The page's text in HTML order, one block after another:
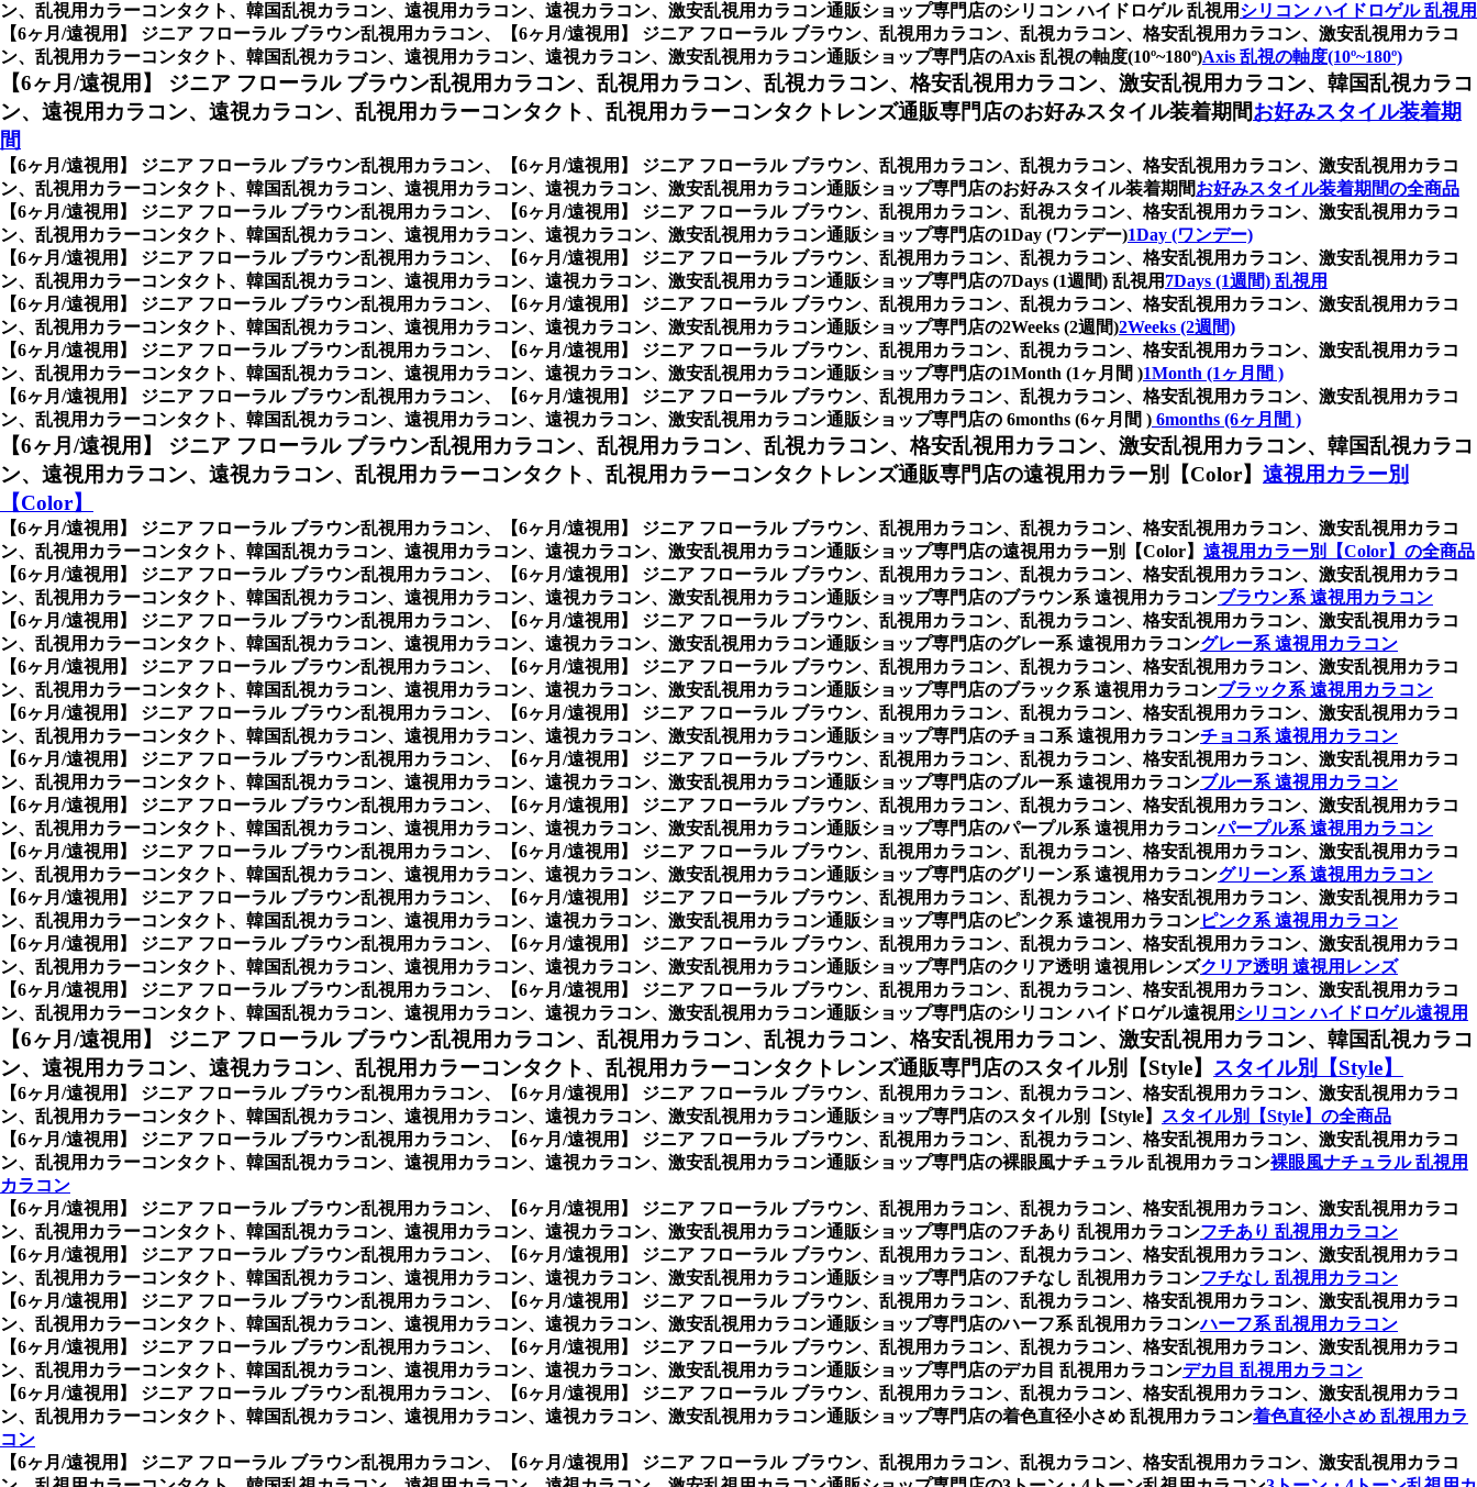
ン、乱視用カラーコンタクト、韓国乱視カラコン、遠視用カラコン、遠視カラコン、激安乱視用カラコン通販ショップ専門店のシリコン ハイドロゲル 乱視用 シリコン ハイドロゲル 乱視用
【6ヶ月/遠視用】 ジニア フローラル ブラウン乱視用カラコン、
【6ヶ月/遠視用】 ジニア フローラル ブラウン、乱視用カラコン、乱視カラコン、格安乱視用カラコン、激安乱視用カラコ
ン、乱視用カラーコンタクト、韓国乱視カラコン、遠視用カラコン、遠視カラコン、激安乱視用カラコン通販ショップ専門店のAxis 乱視の軸度(10º~180º)Axis 乱視の軸度(10º~180º)
【6ヶ月/遠視用】 ジニア フローラル ブラウン乱視用カラコン、 乱視用カラコン、乱視カラコン、格安乱視用カラコン、激安乱視用カラコン、韓国乱視カラコ
ン、遠視用カラコン、遠視カラコン、乱視用カラーコンタクト、乱視用カラーコンタクトレンズ通販専門店のお好みスタイル装着期間お好みスタイル装着期
間
【6ヶ月/遠視用】 ジニア フローラル ブラウン乱視用カラコン、
【6ヶ月/遠視用】 ジニア フローラル ブラウン、乱視用カラコン、乱視カラコン、格安乱視用カラコン、激安乱視用カラコ
ン、乱視用カラーコンタクト、韓国乱視カラコン、遠視用カラコン、遠視カラコン、激安乱視用カラコン通販ショップ専門店のお好みスタイル装着期間お好みスタイル装着期間の全商品
【6ヶ月/遠視用】 ジニア フローラル ブラウン乱視用カラコン、
【6ヶ月/遠視用】 ジニア フローラル ブラウン、乱視用カラコン、乱視カラコン、格安乱視用カラコン、激安乱視用カラコ
ン、乱視用カラーコンタクト、韓国乱視カラコン、遠視用カラコン、遠視カラコン、激安乱視用カラコン通販ショップ専門店の1Day (ワンデー)1Day (ワンデー)
【6ヶ月/遠視用】 ジニア フローラル ブラウン乱視用カラコン、
【6ヶ月/遠視用】 ジニア フローラル ブラウン、乱視用カラコン、乱視カラコン、格安乱視用カラコン、激安乱視用カラコ
ン、乱視用カラーコンタクト、韓国乱視カラコン、遠視用カラコン、遠視カラコン、激安乱視用カラコン通販ショップ専門店の7Days (1週間) 乱視用 7Days (1週間) 乱視用
【6ヶ月/遠視用】 ジニア フローラル ブラウン乱視用カラコン、
【6ヶ月/遠視用】 ジニア フローラル ブラウン、乱視用カラコン、乱視カラコン、格安乱視用カラコン、激安乱視用カラコ
ン、乱視用カラーコンタクト、韓国乱視カラコン、遠視用カラコン、遠視カラコン、激安乱視用カラコン通販ショップ専門店の2Weeks (2週間)2Weeks (2週間)
【6ヶ月/遠視用】 ジニア フローラル ブラウン乱視用カラコン、
【6ヶ月/遠視用】 ジニア フローラル ブラウン、乱視用カラコン、乱視カラコン、格安乱視用カラコン、激安乱視用カラコ
ン、乱視用カラーコンタクト、韓国乱視カラコン、遠視用カラコン、遠視カラコン、激安乱視用カラコン通販ショップ専門店の1Month (1ヶ月間 )1Month (1ヶ月間 )
【6ヶ月/遠視用】 ジニア フローラル ブラウン乱視用カラコン、
【6ヶ月/遠視用】 ジニア フローラル ブラウン、乱視用カラコン、乱視カラコン、格安乱視用カラコン、激安乱視用カラコ
ン、乱視用カラーコンタクト、韓国乱視カラコン、遠視用カラコン、遠視カラコン、激安乱視用カラコン通販ショップ専門店の 6months (6ヶ月間 ) 6months (6ヶ月間 )
【6ヶ月/遠視用】 ジニア フローラル ブラウン乱視用カラコン、 乱視用カラコン、乱視カラコン、格安乱視用カラコン、激安乱視用カラコン、韓国乱視カラコ
ン、遠視用カラコン、遠視カラコン、乱視用カラーコンタクト、乱視用カラーコンタクトレンズ通販専門店の遠視用カラー別【Color】 遠視用カラー別
【Color】
【6ヶ月/遠視用】 ジニア フローラル ブラウン乱視用カラコン、
【6ヶ月/遠視用】 ジニア フローラル ブラウン、乱視用カラコン、乱視カラコン、格安乱視用カラコン、激安乱視用カラコ
ン、乱視用カラーコンタクト、韓国乱視カラコン、遠視用カラコン、遠視カラコン、激安乱視用カラコン通販ショップ専門店の遠視用カラー別【Color】 遠視用カラー別【Color】の全商品
【6ヶ月/遠視用】 ジニア フローラル ブラウン乱視用カラコン、
【6ヶ月/遠視用】 ジニア フローラル ブラウン、乱視用カラコン、乱視カラコン、格安乱視用カラコン、激安乱視用カラコ
ン、乱視用カラーコンタクト、韓国乱視カラコン、遠視用カラコン、遠視カラコン、激安乱視用カラコン通販ショップ専門店のブラウン系 遠視用カラコンブラウン系 遠視用カラコン
【6ヶ月/遠視用】 ジニア フローラル ブラウン乱視用カラコン、
【6ヶ月/遠視用】 ジニア フローラル ブラウン、乱視用カラコン、乱視カラコン、格安乱視用カラコン、激安乱視用カラコ
ン、乱視用カラーコンタクト、韓国乱視カラコン、遠視用カラコン、遠視カラコン、激安乱視用カラコン通販ショップ専門店のグレー系 遠視用カラコングレー系 遠視用カラコン
【6ヶ月/遠視用】 ジニア フローラル ブラウン乱視用カラコン、
【6ヶ月/遠視用】 ジニア フローラル ブラウン、乱視用カラコン、乱視カラコン、格安乱視用カラコン、激安乱視用カラコ
ン、乱視用カラーコンタクト、韓国乱視カラコン、遠視用カラコン、遠視カラコン、激安乱視用カラコン通販ショップ専門店のブラック系 遠視用カラコンブラック系 遠視用カラコン
【6ヶ月/遠視用】 ジニア フローラル ブラウン乱視用カラコン、
【6ヶ月/遠視用】 ジニア フローラル ブラウン、乱視用カラコン、乱視カラコン、格安乱視用カラコン、激安乱視用カラコ
ン、乱視用カラーコンタクト、韓国乱視カラコン、遠視用カラコン、遠視カラコン、激安乱視用カラコン通販ショップ専門店のチョコ系 遠視用カラコンチョコ系 遠視用カラコン
【6ヶ月/遠視用】 ジニア フローラル ブラウン乱視用カラコン、
【6ヶ月/遠視用】 ジニア フローラル ブラウン、乱視用カラコン、乱視カラコン、格安乱視用カラコン、激安乱視用カラコ
ン、乱視用カラーコンタクト、韓国乱視カラコン、遠視用カラコン、遠視カラコン、激安乱視用カラコン通販ショップ専門店のブルー系 遠視用カラコンブルー系 遠視用カラコン
【6ヶ月/遠視用】 ジニア フローラル ブラウン乱視用カラコン、
【6ヶ月/遠視用】 ジニア フローラル ブラウン、乱視用カラコン、乱視カラコン、格安乱視用カラコン、激安乱視用カラコ
ン、乱視用カラーコンタクト、韓国乱視カラコン、遠視用カラコン、遠視カラコン、激安乱視用カラコン通販ショップ専門店のパープル系 遠視用カラコンパープル系 遠視用カラコン
【6ヶ月/遠視用】 ジニア フローラル ブラウン乱視用カラコン、
【6ヶ月/遠視用】 ジニア フローラル ブラウン、乱視用カラコン、乱視カラコン、格安乱視用カラコン、激安乱視用カラコ
ン、乱視用カラーコンタクト、韓国乱視カラコン、遠視用カラコン、遠視カラコン、激安乱視用カラコン通販ショップ専門店のグリーン系 遠視用カラコングリーン系 遠視用カラコン
【6ヶ月/遠視用】 ジニア フローラル ブラウン乱視用カラコン、
【6ヶ月/遠視用】 ジニア フローラル ブラウン、乱視用カラコン、乱視カラコン、格安乱視用カラコン、激安乱視用カラコ
ン、乱視用カラーコンタクト、韓国乱視カラコン、遠視用カラコン、遠視カラコン、激安乱視用カラコン通販ショップ専門店のピンク系 遠視用カラコンピンク系 遠視用カラコン
【6ヶ月/遠視用】 ジニア フローラル ブラウン乱視用カラコン、
【6ヶ月/遠視用】 ジニア フローラル ブラウン、乱視用カラコン、乱視カラコン、格安乱視用カラコン、激安乱視用カラコ
ン、乱視用カラーコンタクト、韓国乱視カラコン、遠視用カラコン、遠視カラコン、激安乱視用カラコン通販ショップ専門店のクリア透明 遠視用レンズクリア透明 遠視用レンズ
【6ヶ月/遠視用】 ジニア フローラル ブラウン乱視用カラコン、
【6ヶ月/遠視用】 ジニア フローラル ブラウン、乱視用カラコン、乱視カラコン、格安乱視用カラコン、激安乱視用カラコ
ン、乱視用カラーコンタクト、韓国乱視カラコン、遠視用カラコン、遠視カラコン、激安乱視用カラコン通販ショップ専門店のシリコン ハイドロゲル遠視用 シリコン ハイドロゲル遠視用
【6ヶ月/遠視用】 ジニア フローラル ブラウン乱視用カラコン、 乱視用カラコン、乱視カラコン、格安乱視用カラコン、激安乱視用カラコン、韓国乱視カラコ
ン、遠視用カラコン、遠視カラコン、乱視用カラーコンタクト、乱視用カラーコンタクトレンズ通販専門店のスタイル別【Style】 スタイル別【Style】
【6ヶ月/遠視用】 ジニア フローラル ブラウン乱視用カラコン、
【6ヶ月/遠視用】 ジニア フローラル ブラウン、乱視用カラコン、乱視カラコン、格安乱視用カラコン、激安乱視用カラコ
ン、乱視用カラーコンタクト、韓国乱視カラコン、遠視用カラコン、遠視カラコン、激安乱視用カラコン通販ショップ専門店のスタイル別【Style】
スタイル別【Style】の全商品
【6ヶ月/遠視用】 ジニア フローラル ブラウン乱視用カラコン、
【6ヶ月/遠視用】 ジニア フローラル ブラウン、乱視用カラコン、乱視カラコン、格安乱視用カラコン、激安乱視用カラコ
ン、乱視用カラーコンタクト、韓国乱視カラコン、遠視用カラコン、遠視カラコン、激安乱視用カラコン通販ショップ専門店の裸眼風ナチュラル 乱視用カラコン裸眼風ナチュラル 乱視用
カラコン
【6ヶ月/遠視用】 ジニア フローラル ブラウン乱視用カラコン、
【6ヶ月/遠視用】 ジニア フローラル ブラウン、乱視用カラコン、乱視カラコン、格安乱視用カラコン、激安乱視用カラコ
ン、乱視用カラーコンタクト、韓国乱視カラコン、遠視用カラコン、遠視カラコン、激安乱視用カラコン通販ショップ専門店のフチあり 乱視用カラコンフチあり 乱視用カラコン
【6ヶ月/遠視用】 ジニア フローラル ブラウン乱視用カラコン、
【6ヶ月/遠視用】 ジニア フローラル ブラウン、乱視用カラコン、乱視カラコン、格安乱視用カラコン、激安乱視用カラコ
ン、乱視用カラーコンタクト、韓国乱視カラコン、遠視用カラコン、遠視カラコン、激安乱視用カラコン通販ショップ専門店のフチなし 乱視用カラコンフチなし 乱視用カラコン
【6ヶ月/遠視用】 ジニア フローラル ブラウン乱視用カラコン、
【6ヶ月/遠視用】 ジニア フローラル ブラウン、乱視用カラコン、乱視カラコン、格安乱視用カラコン、激安乱視用カラコ
ン、乱視用カラーコンタクト、韓国乱視カラコン、遠視用カラコン、遠視カラコン、激安乱視用カラコン通販ショップ専門店のハーフ系 乱視用カラコンハーフ系 乱視用カラコン
【6ヶ月/遠視用】 ジニア フローラル ブラウン乱視用カラコン、
【6ヶ月/遠視用】 ジニア フローラル ブラウン、乱視用カラコン、乱視カラコン、格安乱視用カラコン、激安乱視用カラコ
ン、乱視用カラーコンタクト、韓国乱視カラコン、遠視用カラコン、遠視カラコン、激安乱視用カラコン通販ショップ専門店のデカ目 乱視用カラコンデカ目 乱視用カラコン
【6ヶ月/遠視用】 ジニア フローラル ブラウン乱視用カラコン、
【6ヶ月/遠視用】 ジニア フローラル ブラウン、乱視用カラコン、乱視カラコン、格安乱視用カラコン、激安乱視用カラコ
ン、乱視用カラーコンタクト、韓国乱視カラコン、遠視用カラコン、遠視カラコン、激安乱視用カラコン通販ショップ専門店の着色直径小さめ 乱視用カラコン着色直径小さめ 乱視用カラ
コン
【6ヶ月/遠視用】 ジニア フローラル ブラウン乱視用カラコン、
【6ヶ月/遠視用】 ジニア フローラル ブラウン、乱視用カラコン、乱視カラコン、格安乱視用カラコン、激安乱視用カラコ